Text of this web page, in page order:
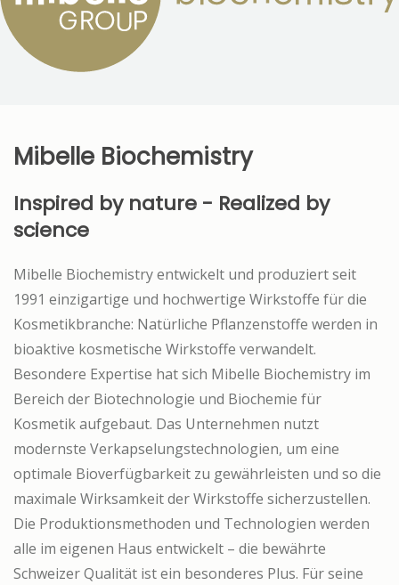
Mibelle Biochemistry
Inspired by nature - Realized by
science
Mibelle Biochemistry entwickelt und produziert seit
1991 einzigartige und hochwertige Wirkstoffe für die
Kosmetikbranche: Natürliche Pflanzenstoffe werden in
bioaktive kosmetische Wirkstoffe verwandelt.
Besondere Expertise hat sich Mibelle Biochemistry im
Bereich der Biotechnologie und Biochemie für
Kosmetik aufgebaut. Das Unternehmen nutzt
modernste Verkapselungstechnologien, um eine
optimale Bioverfügbarkeit zu gewährleisten und so die
maximale Wirksamkeit der Wirkstoffe sicherzustellen.
Die Produktionsmethoden und Technologien werden
alle im eigenen Haus entwickelt – die bewährte
Schweizer Qualität ist ein besonderes Plus. Für seine